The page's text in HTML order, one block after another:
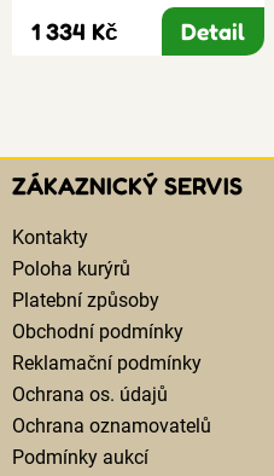
1 334 Kč Detail
ZÁKAZNICKÝ SERVIS
Kontakty
Poloha kurýrů
Platební způsoby
Obchodní podmínky
Reklamační podmínky
Ochrana os. údajů
Ochrana oznamovatelů
Podmínky aukcí